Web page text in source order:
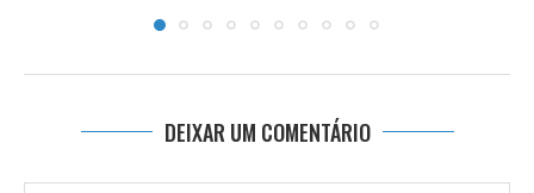
DEIXAR UM COMENTÁRIO